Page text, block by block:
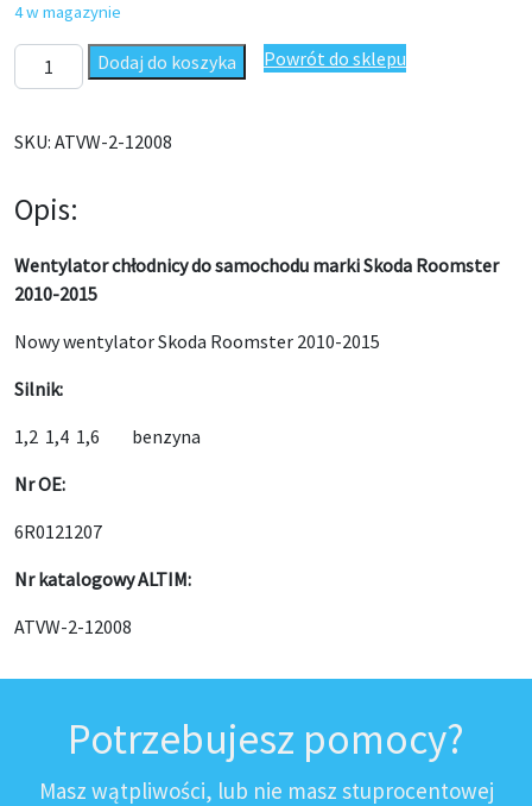
4 w magazynie
ilość Wentylator chłodnicy Skoda Roomster 2010-2015
Dodaj do koszyka Powrót do sklepu
SKU: ATVW-2-12008
Opis:
Wentylator chłodnicy do samochodu marki Skoda Roomster
2010-2015
Nowy wentylator Skoda Roomster 2010-2015
Silnik:
1,2 1,4 1,6 benzyna
Nr OE:
6R0121207
Nr katalogowy ALTIM:
ATVW-2-12008
Potrzebujesz pomocy?
Masz wątpliwości, lub nie masz stuprocentowej